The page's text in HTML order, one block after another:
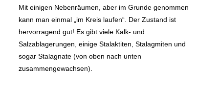
Mit einigen Nebenräumen, aber im Grunde genommen
kann man einmal „im Kreis laufen“. Der Zustand ist
hervorragend gut! Es gibt viele Kalk- und
Salzablagerungen, einige Stalaktiten, Stalagmiten und
sogar Stalagnate (von oben nach unten
zusammengewachsen).